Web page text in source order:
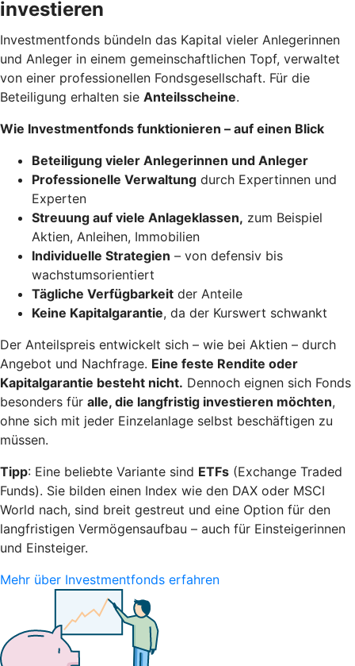
investieren
Investmentfonds bündeln das Kapital vieler Anlegerinnen
und Anleger in einem gemeinschaftlichen Topf, verwaltet
von einer professionellen Fondsgesellschaft. Für die
Beteiligung erhalten sie Anteilsscheine.
Wie Investmentfonds funktionieren – auf einen Blick
Beteiligung vieler Anlegerinnen und Anleger
Professionelle Verwaltung durch Expertinnen und
Experten
Streuung auf viele Anlageklassen, zum Beispiel
Aktien, Anleihen, Immobilien
Individuelle Strategien – von defensiv bis
wachstumsorientiert
Tägliche Verfügbarkeit der Anteile
Keine Kapitalgarantie, da der Kurswert schwankt
Der Anteilspreis entwickelt sich – wie bei Aktien – durch
Angebot und Nachfrage. Eine feste Rendite oder
Kapitalgarantie besteht nicht. Dennoch eignen sich Fonds
besonders für alle, die langfristig investieren möchten,
ohne sich mit jeder Einzelanlage selbst beschäftigen zu
müssen.
Tipp: Eine beliebte Variante sind ETFs (Exchange Traded
Funds). Sie bilden einen Index wie den DAX oder MSCI
World nach, sind breit gestreut und eine Option für den
langfristigen Vermögensaufbau – auch für Einsteigerinnen
und Einsteiger.
Mehr über Investmentfonds erfahren